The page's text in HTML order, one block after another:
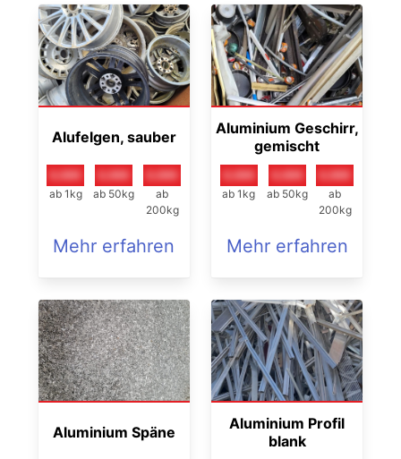
Alufelgen, sauber
0,00€
ab 1kg
0,00€
ab 50kg
0,00€
ab
200kg
Mehr erfahren
Aluminium Geschirr,
gemischt
0,00€
ab 1kg
0,00€
ab 50kg
0,00€
ab
200kg
Mehr erfahren
Aluminium Späne
Aluminium Profil
blank